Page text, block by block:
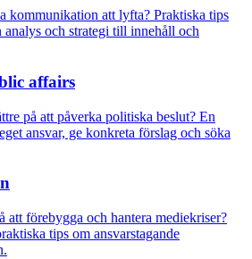
kommunikation att lyfta? Praktiska tips
analys och strategi till innehåll och
affairs
på att påverka politiska beslut? En
ansvar, ge konkreta förslag och söka
att förebygga och hantera mediekriser?
tips om ansvarstagande